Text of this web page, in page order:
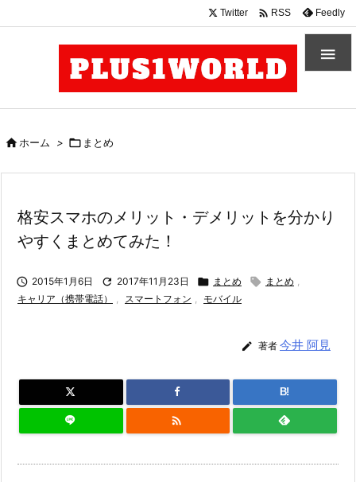

Twitter  RSS Feedly
ホーム >  まとめ
格安スマホのメリット・デメリットを分かり
やすくまとめてみた！
 2015年1月6日  2017年11月23日  まとめ  まとめ ,
キャリア（携帯電話）
, スマートフォン , モバイル
 著者 今井 阿見
B!
